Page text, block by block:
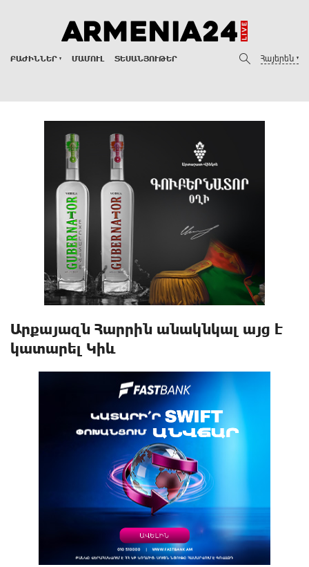
ԲԱԺԻՆՆԵՐ ՄԱՄՈՒԼ ՏԵՍԱՆՅՈՒԹԵՐ Հայերեն
Արքայազն Հարրին անակնկալ այց է
կատարել Կիև